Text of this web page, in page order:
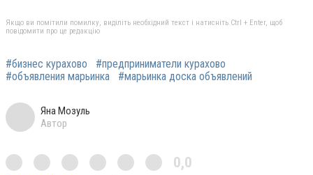
Якщо ви помітили помилку, виділіть необхідний текст і натисніть Ctrl + Enter, щоб
повідомити про це редакцію
#бизнес курахово
#предприниматели курахово
#объявления марьинка
#марьинка доска объявлений
Яна Мозуль
Автор
0,0